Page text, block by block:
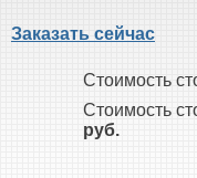
Заказать сейчас
Стоимость
Стоимость
руб.